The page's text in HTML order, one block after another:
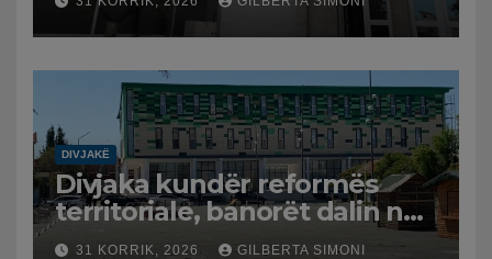
DIVJAKË
Divjaka kundër reformës
territoriale, banorët dalin në
protestë.
31 KORRIK, 2026 GILBERTA SIMONI